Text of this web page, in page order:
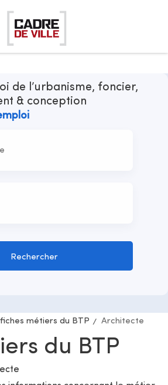
de l’urbanisme, foncier,
& conception
Rechercher
métiers du BTP Architecte
du BTP